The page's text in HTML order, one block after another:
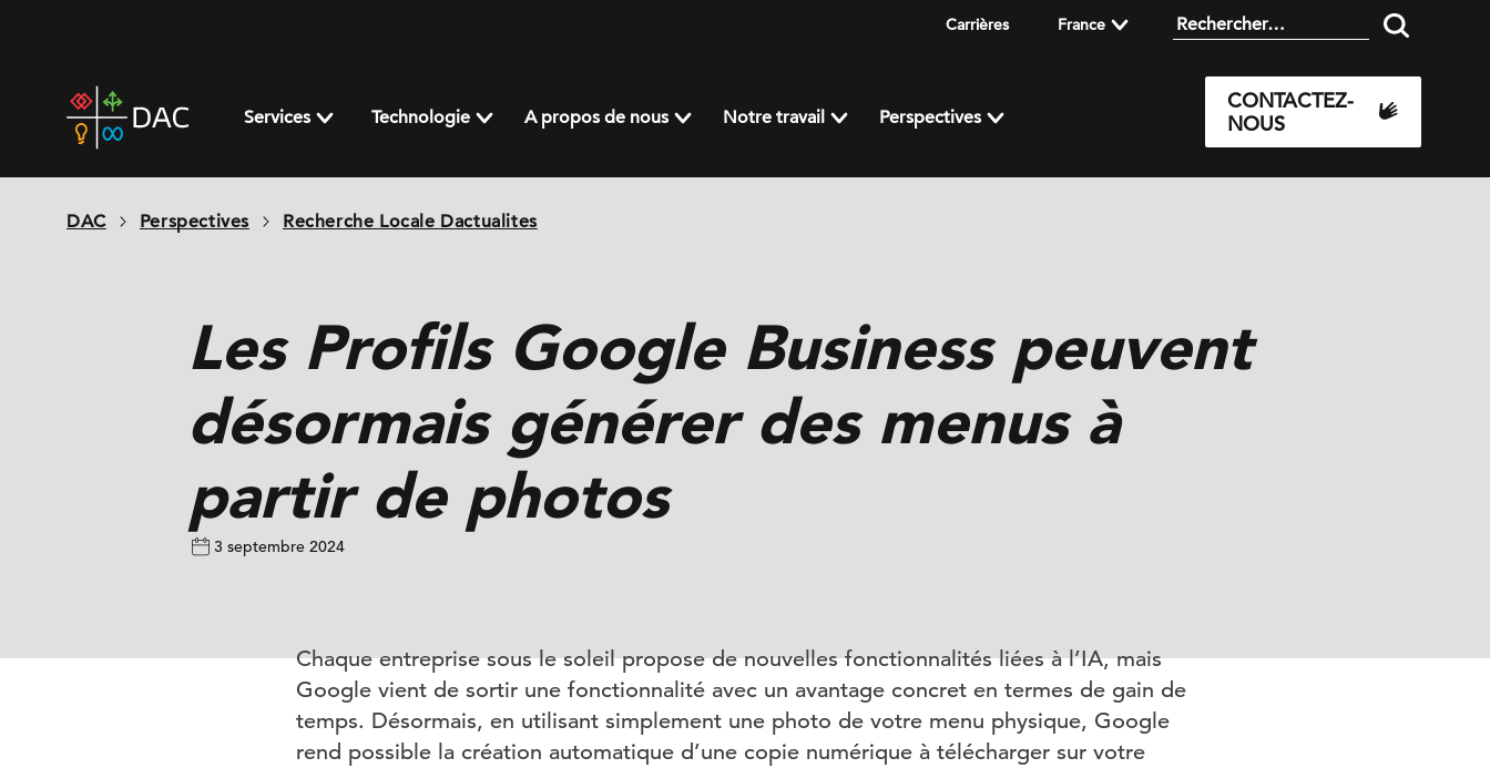
Carrières France
home
page
Services Technologie A propos de nous Notre travail Perspectives
CONTACTEZ-
NOUS
DAC Perspectives Recherche Locale Dactualites
Les Profils Google Business peuvent
désormais générer des menus à
partir de photos
3 septembre 2024
Chaque entreprise sous le soleil propose de nouvelles fonctionnalités liées à l’IA, mais
Google vient de sortir une fonctionnalité avec un avantage concret en termes de gain de
temps. Désormais, en utilisant simplement une photo de votre menu physique, Google
rend possible la création automatique d’une copie numérique à télécharger sur votre